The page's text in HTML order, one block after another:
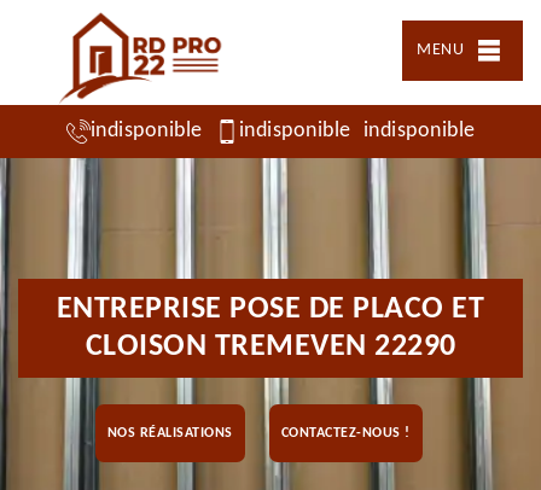
MENU
indisponible indisponible indisponible
ENTREPRISE POSE DE PLACO ET
CLOISON TREMEVEN 22290
NOS RÉALISATIONS CONTACTEZ-NOUS !